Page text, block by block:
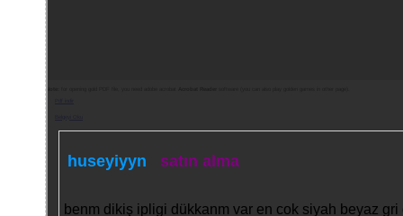
huseyiyyn satın alma
benm dikiş ipligi dükkanm var en cok siyah beyaz